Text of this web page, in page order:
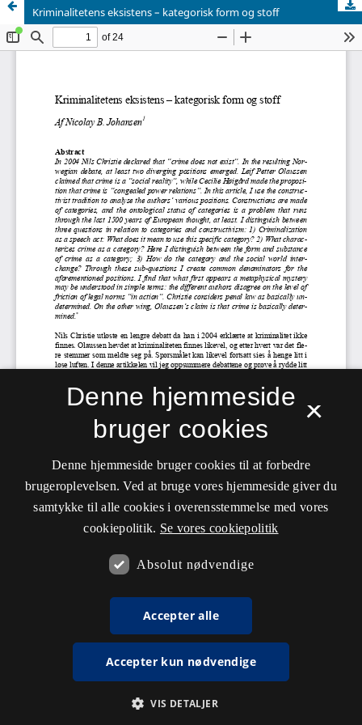
Kriminalitetens eksistens – kategorisk form og stoff
×
Denne hjemmeside
bruger cookies
Denne hjemmeside bruger cookies til at forbedre
brugeroplevelsen. Ved at bruge vores hjemmeside giver du
samtykke til alle cookies i overensstemmelse med vores
cookiepolitik. Se vores cookiepolitik
Absolut nødvendige
Accepter alle
Accepter kun nødvendige
VIS DETALJER